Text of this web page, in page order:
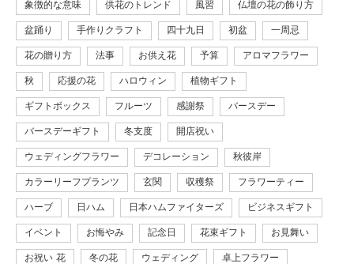
象徴的な意味 供花のトレンド 風習 仏壇の花の飾り方
盆踊り 手作りクラフト 四十九日 初盆 一周忌
花の贈り方 法事 お供え花 予算 アロマフラワー
秋 応援の花 ハロウィン 植物ギフト
ギフトボックス フルーツ 感謝祭 バースデー
バースデーギフト 冬支度 開店祝い
ウェディングフラワー デコレーション 秋彼岸
カラーリーフプランツ 玄関 収穫祭 フラワーティー
ハーブ 日ハム 日本ハムファイターズ ビジネスギフト
イベント お悔やみ 記念日 花束ギフト お見舞い
お祝い 花 冬の花 ウェディング 卓上フラワー